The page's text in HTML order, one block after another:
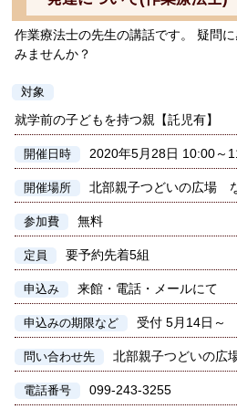
作業療法士の先生の講話です。 疑問
みませんか？
対象
就学前の子どもを持つ親【託児有】
開催日時 2020年5月28日 10:00～
開催場所 北部親子つどいの広場
参加費 無料
定員 要予約先着5組
申込み 来館・電話・メールにて
申込みの期限など 受付 5月14日～
問い合わせ先 北部親子つどいの
電話番号 099-243-3255